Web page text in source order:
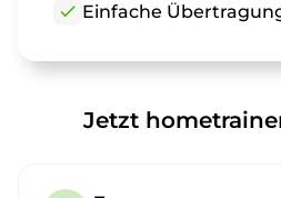
check Einfache
Jetzt